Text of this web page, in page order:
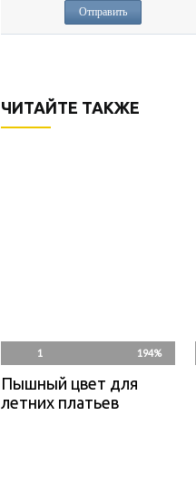
Отправить
ЧИТАЙТЕ ТАКЖЕ
1 194%
Пышный цвет для
летних платьев